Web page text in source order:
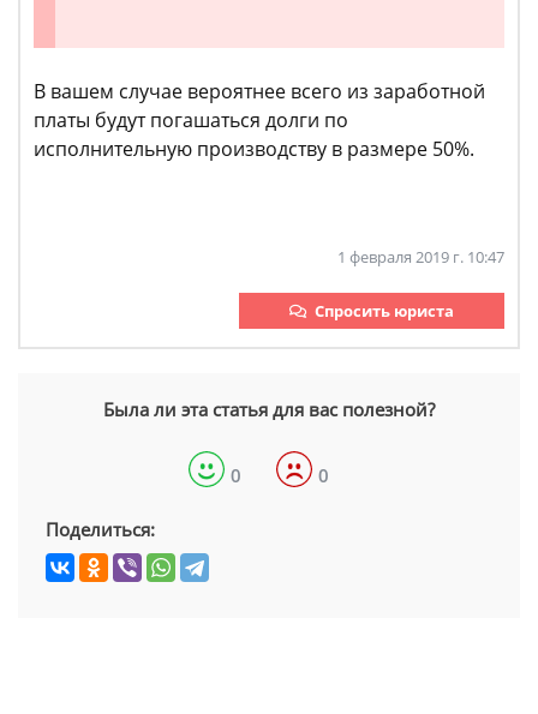
В вашем случае вероятнее всего из заработной
платы будут погашаться долги по
исполнительную производству в размере 50%.
1 февраля 2019 г. 10:47
Спросить юриста
Была ли эта статья для вас полезной?
0 0
Поделиться: